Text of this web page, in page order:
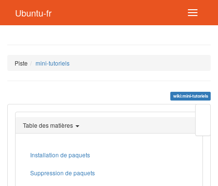
Ubuntu-fr
Piste mini-tutoriels
wiki:mini-tutoriels
page
Table des matières
Installation de paquets
Suppression de paquets